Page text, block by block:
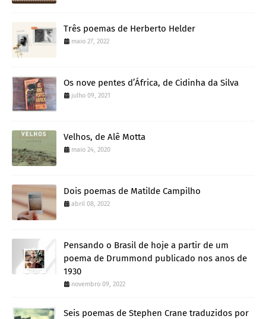
Três poemas de Herberto Helder
maio 27, 2022
Os nove pentes d’África, de Cidinha da Silva
julho 09, 2021
Velhos, de Alê Motta
maio 24, 2020
Dois poemas de Matilde Campilho
abril 08, 2022
Pensando o Brasil de hoje a partir de um
poema de Drummond publicado nos anos de
1930
novembro 09, 2022
Seis poemas de Stephen Crane traduzidos por